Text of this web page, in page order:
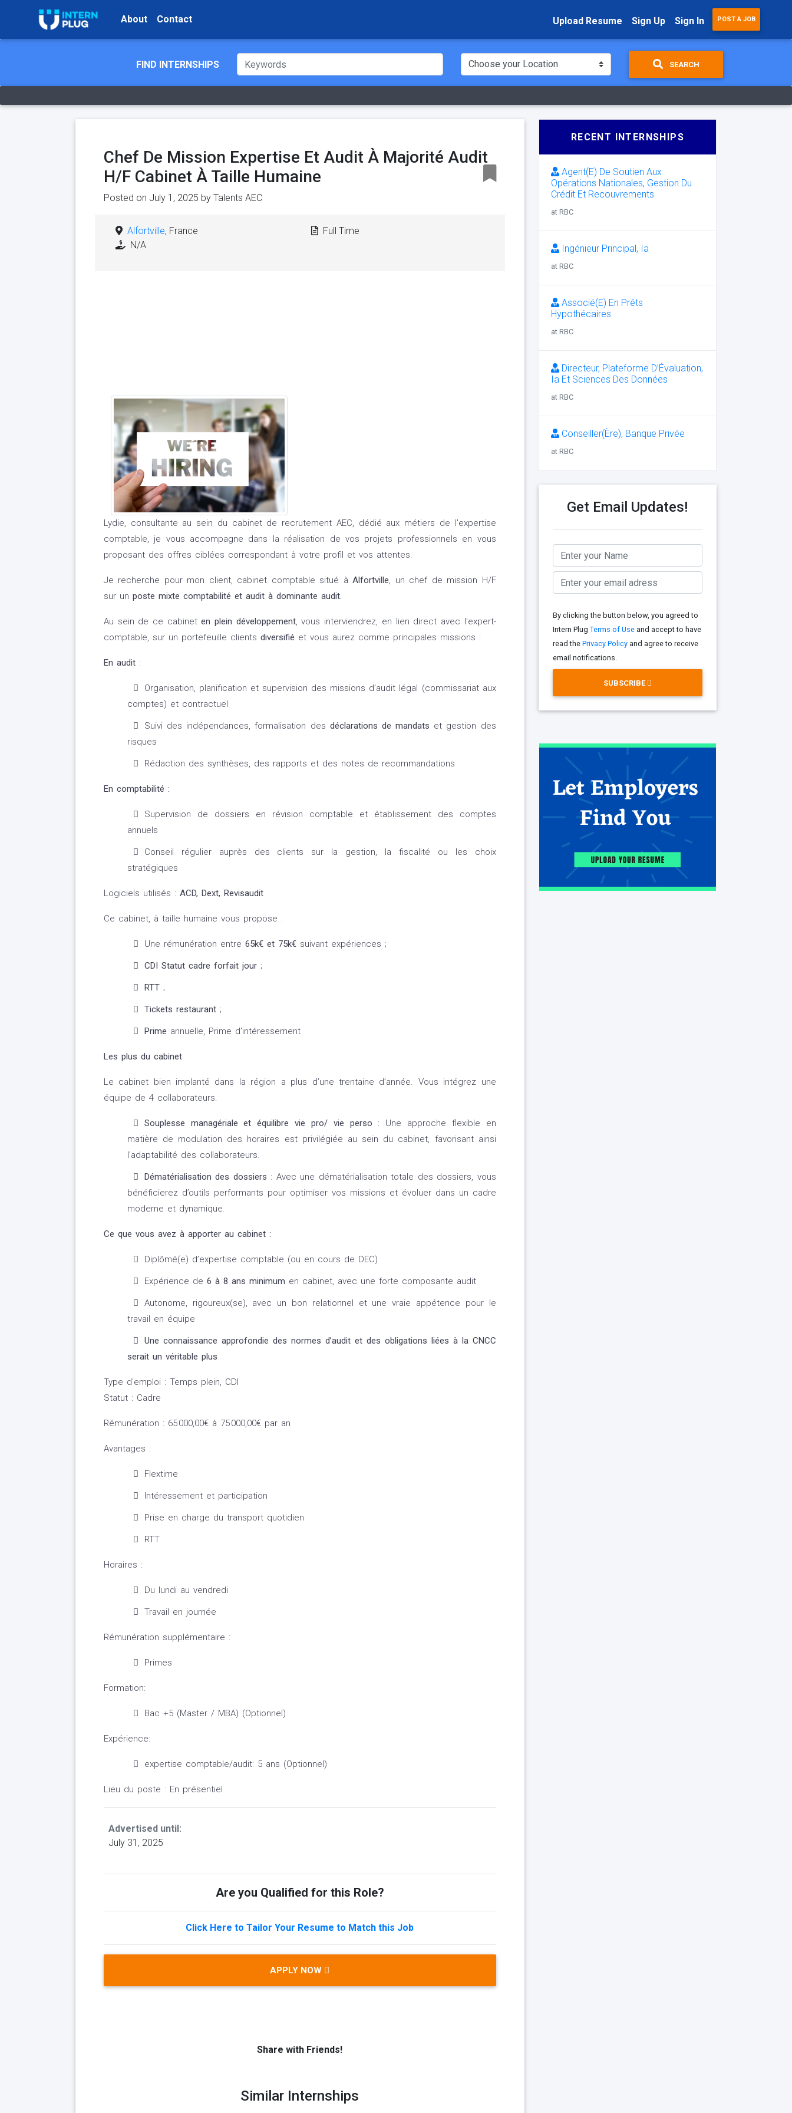
About Contact Upload Resume Sign Up Sign In POST A JOB
FIND INTERNSHIPS SEARCH
Chef De Mission Expertise Et Audit À Majorité Audit
H/F Cabinet À Taille Humaine
Posted on July 1, 2025 by Talents AEC
Alfortville, France
N/A
Full Time
Lydie, consultante au sein du cabinet de recrutement AEC, dédié aux métiers de l'expertise
comptable, je vous accompagne dans la réalisation de vos projets professionnels en vous
proposant des offres ciblées correspondant à votre profil et vos attentes.
Je recherche pour mon client, cabinet comptable situé àAlfortville, un chef de mission H/F
sur un poste mixte comptabilité et audit à dominante audit.
Au sein de ce cabineten plein développement, vous interviendrez, en lien direct avec l'expert-
comptable, sur un portefeuille clients diversifié et vous aurez comme principales missions :
En audit :
Organisation, planification et supervision des missions d’audit légal (commissariat aux
comptes) et contractuel
Suivi des indépendances, formalisation des déclarations de mandats et gestion des
risques
Rédaction des synthèses, des rapports et des notes de recommandations
En comptabilité :
Supervision de dossiers en révision comptable et établissement des comptes
annuels
Conseil régulier auprès des clients sur la gestion, la fiscalité ou les choix
stratégiques
Logiciels utilisés : ACD, Dext, Revisaudit
Ce cabinet, à taille humaine vous propose :
Une rémunération entre 65k€ et 75k€suivant expériences ;
CDI Statut cadre forfait jour;
RTT;
Tickets restaurant ;
Prime annuelle, Prime d’intéressement
Les plus du cabinet
Le cabinet bien implanté dans la région a plus d’une trentaine d’année. Vous intégrez une
équipe de 4 collaborateurs.
Souplesse managériale et équilibre vie pro/ vie perso : Une approche flexible en
matière de modulation des horaires est privilégiée au sein du cabinet, favorisant ainsi
l'adaptabilité des collaborateurs.
Dématérialisation des dossiers : Avec une dématérialisation totale des dossiers, vous
bénéficierez d’outils performants pour optimiser vos missions et évoluer dans un cadre
moderne et dynamique.
Ce que vous avez à apporter au cabinet :
Diplômé(e) d’expertise comptable (ou en cours de DEC)
Expérience de 6 à 8 ans minimum en cabinet, avec une forte composante audit
Autonome, rigoureux(se), avec un bon relationnel et une vraie appétence pour le
travail en équipe
Une connaissance approfondie des normes d’audit et des obligations liées à la CNCC
serait un véritable plus
Type d'emploi : Temps plein, CDI
Statut : Cadre
Rémunération : 65 000,00€ à 75 000,00€ par an
Avantages :
Flextime
Intéressement et participation
Prise en charge du transport quotidien
RTT
Horaires :
Du lundi au vendredi
Travail en journée
Rémunération supplémentaire :
Primes
Formation:
Bac +5 (Master / MBA) (Optionnel)
Expérience:
expertise comptable/audit: 5 ans (Optionnel)
Lieu du poste : En présentiel
Advertised until:
July 31, 2025
Are you Qualified for this Role?
Click Here to Tailor Your Resume to Match this Job
APPLY NOW
Share with Friends!
Similar Internships
RECENT INTERNSHIPS
Agent(E) De Soutien Aux
Opérations Nationales, Gestion Du
Crédit Et Recouvrements
at RBC
Ingénieur Principal, Ia
at RBC
Associé(E) En Prêts
Hypothécaires
at RBC
Directeur, Plateforme D’Évaluation,
Ia Et Sciences Des Données
at RBC
Conseiller(Ère), Banque Privée
at RBC
Get Email Updates!
By clicking the button below, you agreed to
Intern Plug Terms of Useand accept to have
read the Privacy Policyand agree to receive
email notifications.
SUBSCRIBE